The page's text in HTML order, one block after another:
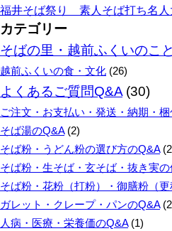
福井そば祭り 素人そば打ち名人
カテゴリー
そばの里・越前ふくいのこと
越前ふくいの食・文化 (26)
よくあるご質問Q&A (30)
ご注文・お支払い・発送・納期・
そば湯のQ&A(2)
そば粉・うどん粉の選び方のQ&A
そば粉・生そば・玄そば・抜き実
そば粉・花粉（打粉）・御膳粉（
ガレット・クレープ・パンのQ&A
人病・医療・栄養価のQ&A(1)